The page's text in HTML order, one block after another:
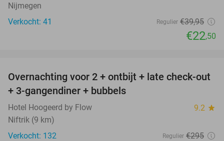
Nijmegen
Verkocht: 41
Regulier €39,95
€22,50
46%
Overnachting voor 2 + ontbijt + late check-out
+ 3-gangendiner + bubbels
Hotel Hoogeerd by Flow 9.2 star
Niftrik (9 km)
Verkocht: 132
Regulier €295